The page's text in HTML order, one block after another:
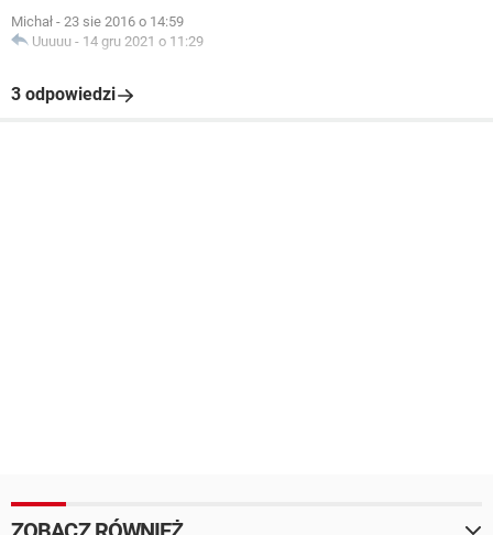
Michał - 23 sie 2016 o 14:59
Uuuuu - 14 gru 2021 o 11:29
3 odpowiedzi